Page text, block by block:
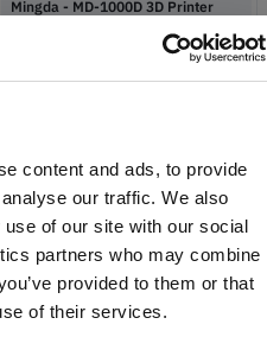
content and ads, to provide
our traffic. We also
of our site with our social
partners who may combine
provided to them or that
of their services.
Mingda - MD-1000D 3D Printer
Tilattu, ei arvioitua
Prusa Pro HT90
€11 499,00
Tilaustuote
yksityisasiakas?